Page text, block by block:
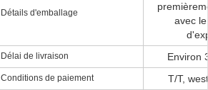
Détails d'emballage
avec
Délai de livraison Environ
Conditions de paiement T/T,